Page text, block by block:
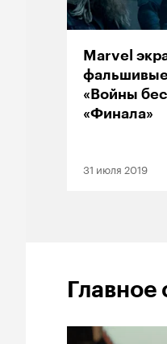
Marvel
«Войны
«Финала»
31 июля 2019
Главное